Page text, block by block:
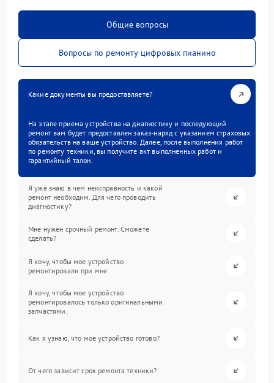
Общие вопросы
Вопросы по ремонту цифровых пианино
Какие документы вы предоставляете?
На этапе приема устройства на диагностику и последующий
ремонт вам будет предоставлен заказ-наряд с указанием страховых
обязательств на ваше устройство. Далее, после выполнения работ
по ремонту техники, вы получите акт выполненных работ и
гарантийный талон.
Я уже знаю в чем неисправность и какой
ремонт необходим. Для чего проводить
диагностику?
Мне нужен срочный ремонт. Сможете
сделать?
Я хочу, чтобы мое устройство
ремонтировали при мне.
Я хочу, чтобы мое устройство
ремонтировалось только оригинальными
запчастями.
Как я узнаю, что мое устройство готово?
От чего зависит срок ремонта техники?